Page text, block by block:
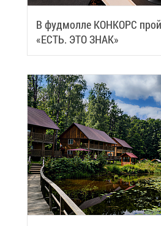
В фуд­мол­ле КОН­КОРС
«ЕСТЬ. ЭТО ЗНАК»